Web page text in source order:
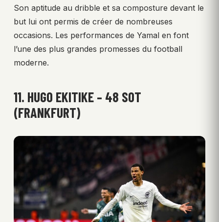
Son aptitude au dribble et sa composture devant le
but lui ont permis de créer de nombreuses
occasions. Les performances de Yamal en font
l’une des plus grandes promesses du football
moderne.
11. HUGO EKITIKE – 48 SOT
(FRANKFURT)